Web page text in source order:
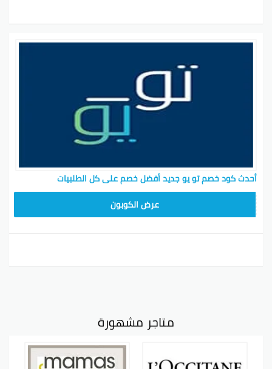
أحدث كود خصم تو يو جديد أفضل خصم على كل الطلبيات
عرض الكوبون
متاجر مشهورة